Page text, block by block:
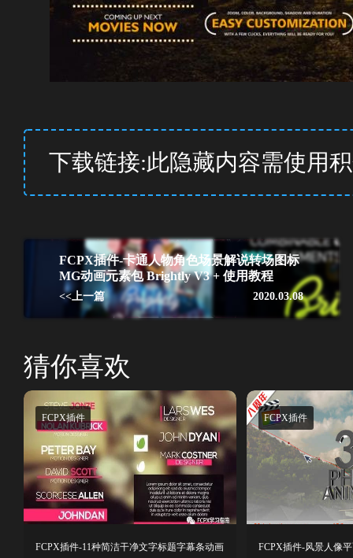
下载链接:此隐藏内容需使用
FCPX插件-卡通人物角色场景解说转场图标
MG动画元素包 Brightly V3 + 使用教程
2020.03.08
<<上一篇
猜你喜欢
FCPX插件
FCPX插件-11种简洁干净文字标题字幕条动画
FCPX插件